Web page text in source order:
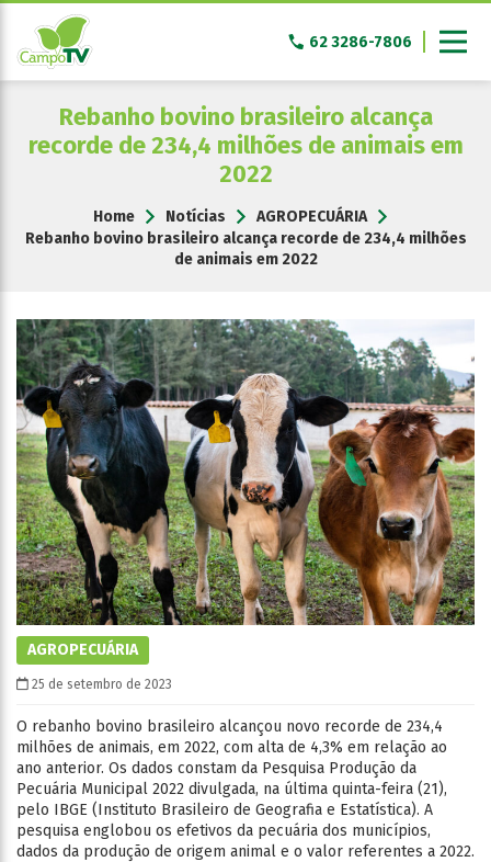
Pular
conteúdo
62 3286-7806
Rebanho bovino brasileiro alcança
recorde de 234,4 milhões de animais em
2022
Home Notícias
AGROPECUÁRIA
Rebanho bovino brasileiro alcança recorde de 234,4 milhões
de animais em 2022
AGROPECUÁRIA
25 de setembro de 2023
O rebanho bovino brasileiro alcançou novo recorde de 234,4
milhões de animais, em 2022, com alta de 4,3% em relação ao
ano anterior. Os dados constam da Pesquisa Produção da
Pecuária Municipal 2022 divulgada, na última quinta-feira (21),
pelo IBGE (Instituto Brasileiro de Geografia e Estatística). A
pesquisa englobou os efetivos da pecuária dos municípios,
dados da produção de origem animal e o valor referentes a 2022.